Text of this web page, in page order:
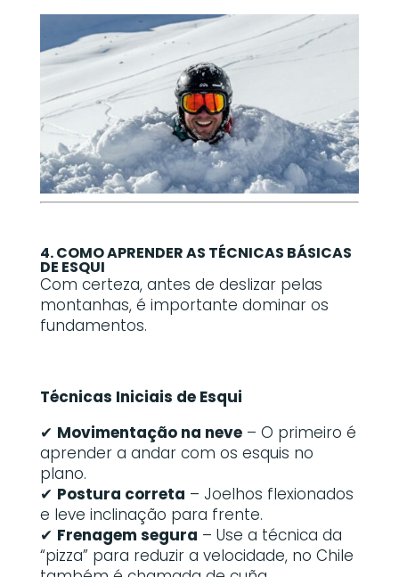
4. COMO APRENDER AS TÉCNICAS BÁSICAS
DE ESQUI
Com certeza, antes de deslizar pelas
montanhas, é importante dominar os
fundamentos.
Técnicas Iniciais de Esqui
✔ Movimentação na neve– O primeiro é
aprender a andar com os esquis no
plano.
✔ Postura correta – Joelhos flexionados
e leve inclinação para frente.
✔ Frenagem segura – Use a técnica da
“pizza” para reduzir a velocidade, no Chile